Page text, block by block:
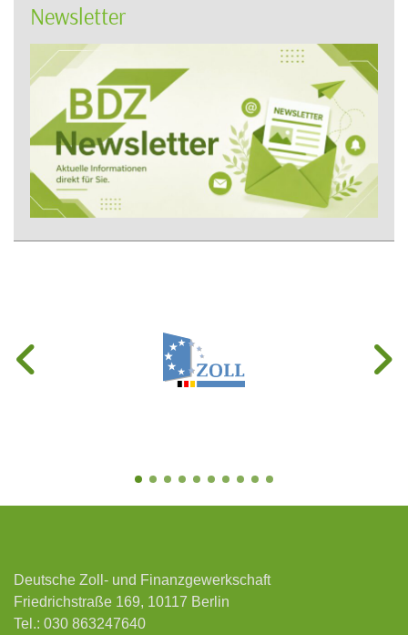
Newsletter
Deutsche Zoll- und Finanzgewerkschaft
Friedrichstraße 169, 10117 Berlin
Tel.: 030 863247640